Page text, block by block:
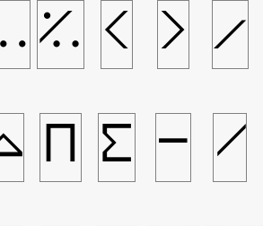
‰ ‹ › ⁄
∏ ∑ − ∕